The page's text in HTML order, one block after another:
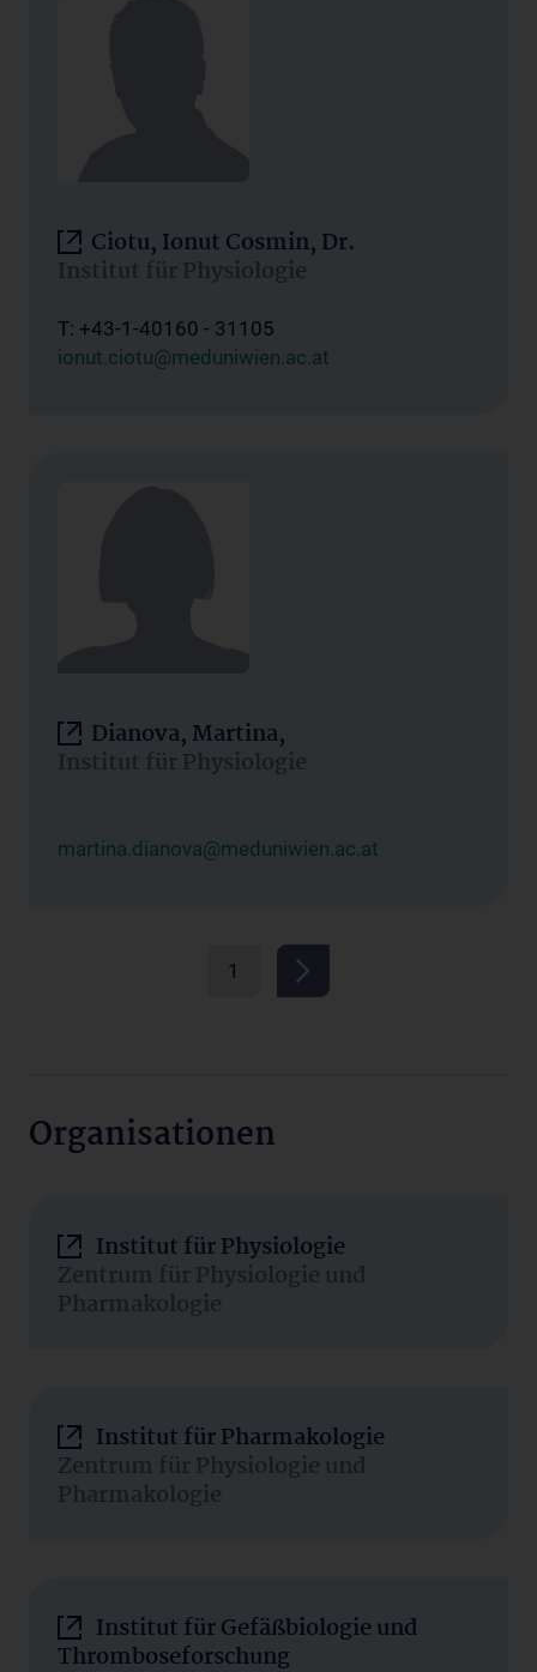
Ciotu, Ionut Cosmin, Dr.
Institut für Physiologie
T: +43-1-40160 - 31105
ionut.ciotu@meduniwien.ac.at
Dianova, Martina,
Institut für Physiologie
martina.dianova@meduniwien.ac.at
1
Organisationen
Institut für Physiologie
Zentrum für Physiologie und
Pharmakologie
Institut für Pharmakologie
Zentrum für Physiologie und
Pharmakologie
Institut für Gefäßbiologie und
Thromboseforschung